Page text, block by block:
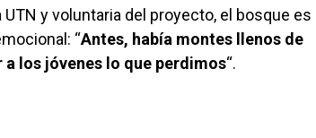
UTN y voluntaria del proyecto, el bosque es
“Antes, había montes llenos de
los jóvenes lo que perdimos“.